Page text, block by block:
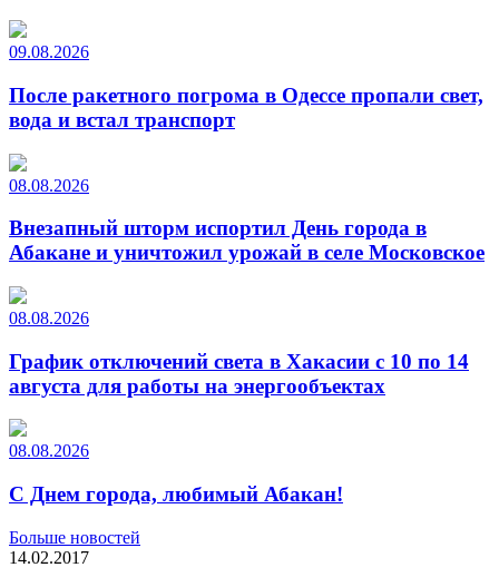
09.08.2026
После ракетного погрома в Одессе пропали свет,
вода и встал транспорт
08.08.2026
Внезапный шторм испортил День города в
Абакане и уничтожил урожай в селе Московское
08.08.2026
График отключений света в Хакасии с 10 по 14
августа для работы на энергообъектах
08.08.2026
С Днем города, любимый Абакан!
Больше новостей
14.02.2017